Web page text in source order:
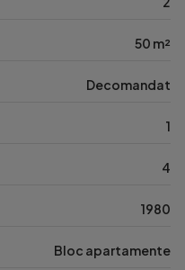
50 m²
Decomandat
1
4
1980
Bloc apartamente